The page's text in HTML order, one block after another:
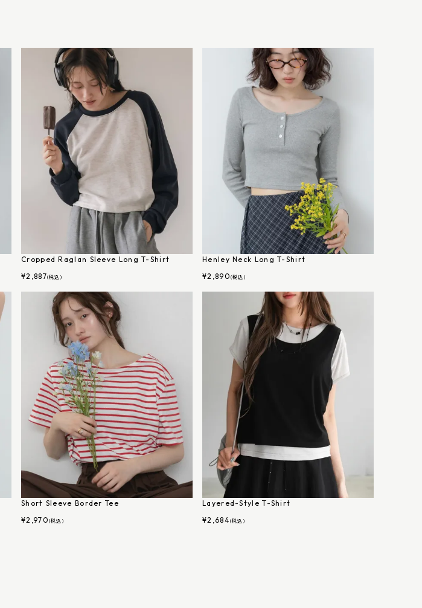
Cropped Raglan Sleeve Long T-Shirt
¥2,887(税込)
Henley Neck Long T-Shirt
¥2,890 (税込)
Short Sleeve Border Tee
¥2,970 (税込)
Layered-Style T-Shirt
¥2,684(税込)